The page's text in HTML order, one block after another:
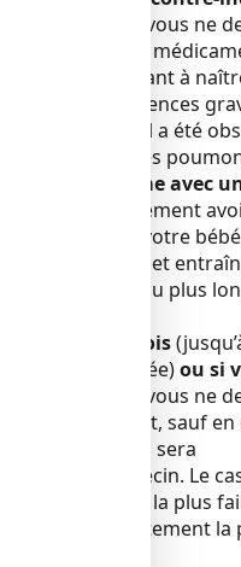
cette période, vous ne
prendre ce
sur votre enfant à
des conséquences
Notamment, il a été
pour le cœur, les
même avec
. Cela peut également
sur vous et votre
les saignements et
plus tardif ou plus
mois
d’aménorrhée)ou si
, vous ne
ce médicament, sauf en
Celle-ci sera
par votre médecin. Le
dose devra être la plus
la durée du traitement la